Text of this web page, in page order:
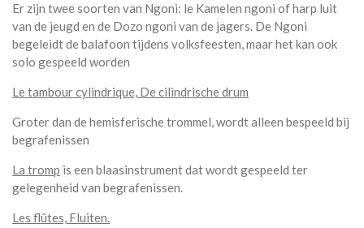
Er zijn twee soorten van Ngoni: le Kamelen ngoni of harp luit
van de jeugd en de Dozo ngoni van de jagers. De Ngoni
begeleidt de balafoon tijdens volksfeesten, maar het kan ook
solo gespeeld worden
Le tambour cylindrique, De cilindrische drum
Groter dan de hemisferische trommel, wordt alleen bespeeld bij
begrafenissen
La tromp is een blaasinstrument dat wordt gespeeld ter
gelegenheid van begrafenissen.
Les flûtes, Fluiten.